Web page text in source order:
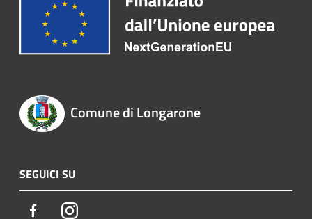
Comune di Longarone
SEGUICI SU
FacebookInstagram